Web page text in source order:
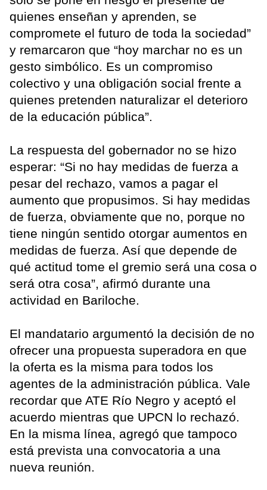
quienes enseñan y aprenden, se
compromete el futuro de toda la sociedad”
y remarcaron que “hoy marchar no es un
gesto simbólico. Es un compromiso
colectivo y una obligación social frente a
quienes pretenden naturalizar el deterioro
de la educación pública”.
La respuesta del gobernador no se hizo
esperar: “Si no hay medidas de fuerza a
pesar del rechazo, vamos a pagar el
aumento que propusimos. Si hay medidas
de fuerza, obviamente que no, porque no
tiene ningún sentido otorgar aumentos en
medidas de fuerza. Así que depende de
qué actitud tome el gremio será una cosa o
será otra cosa”, afirmó durante una
actividad en Bariloche.
El mandatario argumentó la decisión de no
ofrecer una propuesta superadora en que
la oferta es la misma para todos los
agentes de la administración pública. Vale
recordar que ATE Río Negro y aceptó el
acuerdo mientras que UPCN lo rechazó.
En la misma línea, agregó que tampoco
está prevista una convocatoria a una
nueva reunión.